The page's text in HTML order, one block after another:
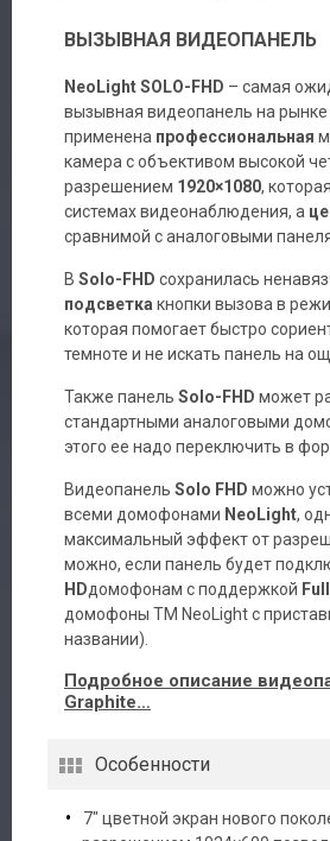
ВЫЗЫВНАЯ ВИДЕОПАНЕЛЬ
NeoLight SOLO-FHD – самая
вызывная видеопанель на рынке
применена профессиональная
камера с объективом высокой
разрешением 1920×1080,
системах видеонаблюдения, а
сравнимой с аналоговыми
В Solo-FHD сохранилась
подсветка кнопки вызова в
которая помогает быстро
темноте и не искать панель на
Также панель Solo-FHD может
стандартными аналоговыми
этого ее надо переключить в
Видеопанель Solo FHD можно
всеми домофонами NeoLight,
максимальный эффект от
можно, если панель будет
HDдомофонам с поддержкой
домофоны ТМ NeoLight с
названии).
Подробное описание
Graphite…
Особенности
7″ цветной экран нового